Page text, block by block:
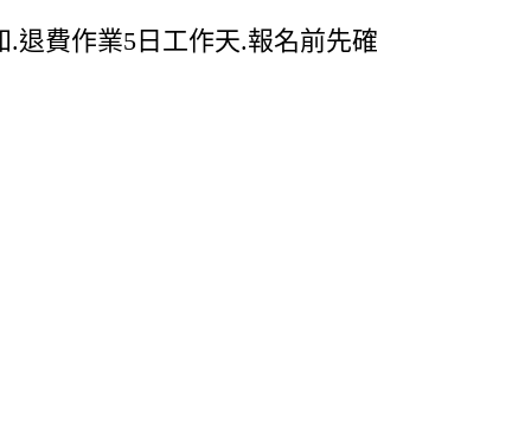
退費作業5日工作天.報名前先確